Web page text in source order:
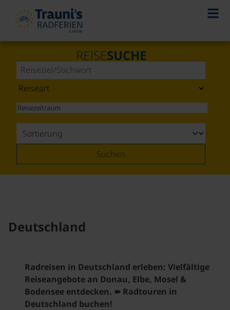
REISESUCHE
Suchen
Deutschland
Radreisen in Deutschland erleben: Vielfältige
Reiseangebote an Donau, Elbe, Mosel &
Bodensee entdecken. ➽ Radtouren in
Deutschland buchen!